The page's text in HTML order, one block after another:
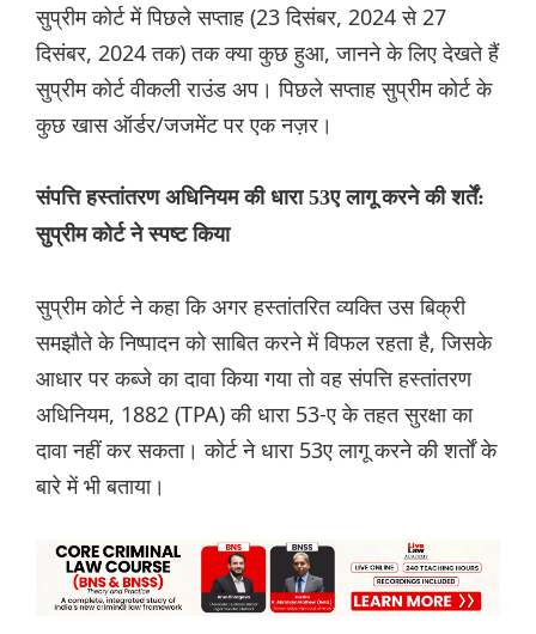
सुप्रीम कोर्ट में पिछले सप्ताह (23 दिसंबर, 2024 से 27
दिसंबर, 2024 तक) तक क्या कुछ हुआ, जानने के लिए देखते हैं
सुप्रीम कोर्ट वीकली राउंड अप। पिछले सप्ताह सुप्रीम कोर्ट के
कुछ खास ऑर्डर/जजमेंट पर एक नज़र।
संपत्ति हस्तांतरण अधिनियम की धारा 53ए लागू करने की शर्तें:
सुप्रीम कोर्ट ने स्पष्ट किया
सुप्रीम कोर्ट ने कहा कि अगर हस्तांतरित व्यक्ति उस बिक्री
समझौते के निष्पादन को साबित करने में विफल रहता है, जिसके
आधार पर कब्जे का दावा किया गया तो वह संपत्ति हस्तांतरण
अधिनियम, 1882 (TPA) की धारा 53-ए के तहत सुरक्षा का
दावा नहीं कर सकता। कोर्ट ने धारा 53ए लागू करने की शर्तों के
बारे में भी बताया।